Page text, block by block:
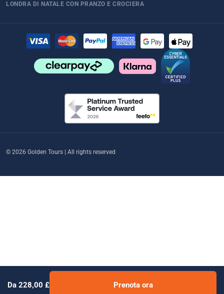
Da 228,00 £ Prenota ora
LONDRA DI NATALE CON PRANZO E CROCIERA
© 2026 Golden Tours | All rights reserved